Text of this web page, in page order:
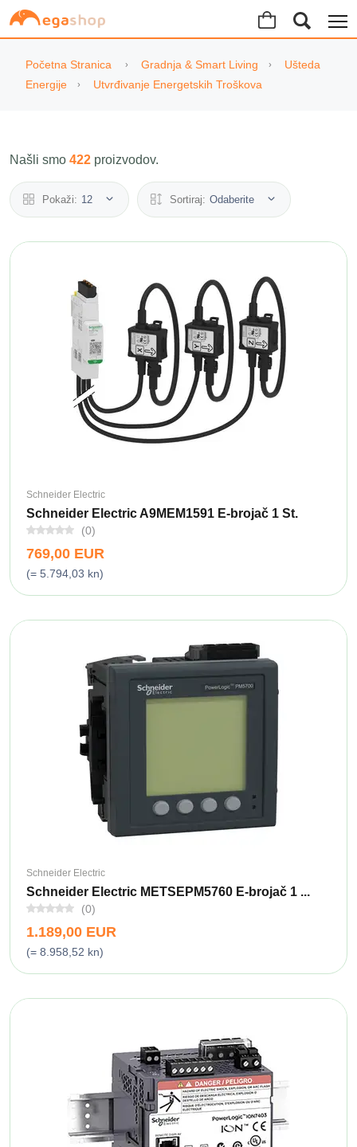
Početna Stranica Gradnja & Smart Living
Ušteda
Energije
Utvrđivanje Energetskih Troškova
Našli smo 422 proizvodov.
Pokaži: 12 Sortiraj: Odaberite
Schneider Electric
Schneider Electric A9MEM1591 E-brojač 1 St.
(0)
769,00 EUR
(= 5.794,03 kn)
Schneider Electric
Schneider Electric METSEPM5760 E-brojač 1 ...
(0)
1.189,00 EUR
(= 8.958,52 kn)